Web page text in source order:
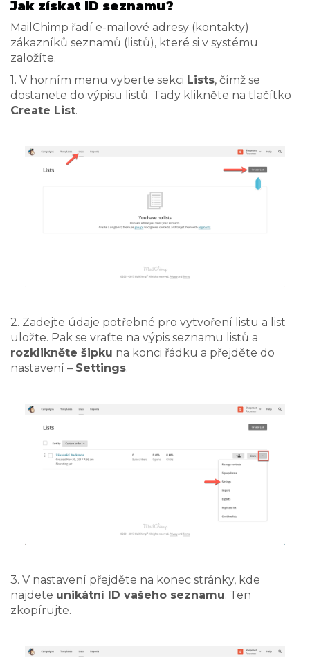
Jak získat ID seznamu?
MailChimp řadí e-mailové adresy (kontakty)
zákazníků seznamů (listů), které si v systému
založíte.
1. V horním menu vyberte sekci Lists, čímž se
dostanete do výpisu listů. Tady klikněte na tlačítko
Create List.
2. Zadejte údaje potřebné pro vytvoření listu a list
uložte. Pak se vraťte na výpis seznamu listů a
rozklikněte šipku na konci řádku a přejděte do
nastavení – Settings.
3. V nastavení přejděte na konec stránky, kde
najdete unikátní ID vašeho seznamu. Ten
zkopírujte.